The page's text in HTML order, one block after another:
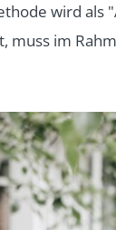
wird als
muss im